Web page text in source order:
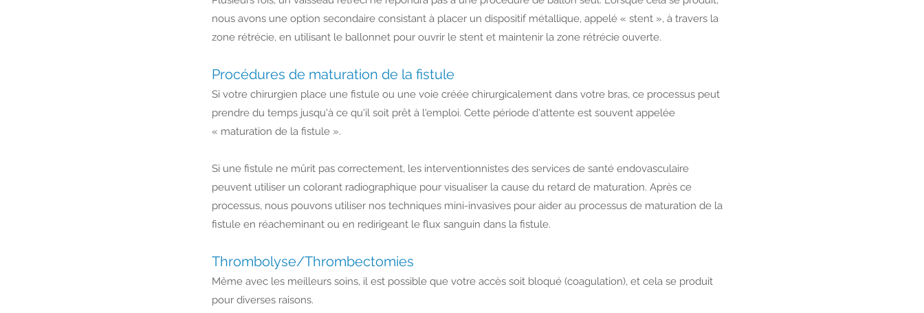
nous avons une option secondaire consistant à placer un dispositif métallique, appelé « stent », à travers la
zone rétrécie, en utilisant le ballonnet pour ouvrir le stent et maintenir la zone rétrécie ouverte.
Procédures de maturation de la fistule
Si votre chirurgien place une fistule ou une voie créée chirurgicalement dans votre bras, ce processus peut
prendre du temps jusqu'à ce qu'il soit prêt à l'emploi. Cette période d'attente est souvent appelée
« maturation de la fistule ».
Si une fistule ne mûrit pas correctement, les interventionnistes des services de santé endovasculaire
peuvent utiliser un colorant radiographique pour visualiser la cause du retard de maturation. Après ce
processus, nous pouvons utiliser nos techniques mini-invasives pour aider au processus de maturation de la
fistule en réacheminant ou en redirigeant le flux sanguin dans la fistule.
Thrombolyse/Thrombectomies
Même avec les meilleurs soins, il est possible que votre accès soit bloqué (coagulation), et cela se produit
pour diverses raisons.